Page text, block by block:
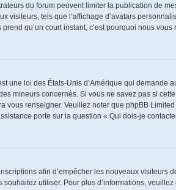
du forum peuvent limiter la publication de
visiteurs, tels que l’affichage d’avatars
qu’un court instant, c’est pourquoi nous
une loi des États-Unis d’Amérique qui
mineurs concernés. Si vous ne savez pas si
renseigner. Veuillez noter que phpBB
porte sur la question « Qui dois-je
afin d’empêcher les nouveaux
utiliser. Pour plus d’informations,